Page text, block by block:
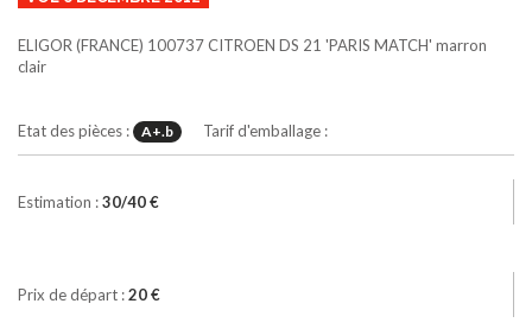
ELIGOR (FRANCE) 100737CITROEN DS 21 'PARIS MATCH' marron
clair
Etat des pièces : A+.b Tarif d'emballage :
Estimation :30/40 €
Prix de départ :20 €